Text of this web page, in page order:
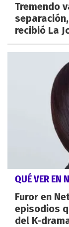
Tremendo
recibió La
QUÉ VER EN
Furor en
episodios
del K-